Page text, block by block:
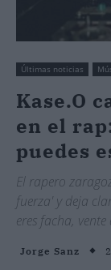
Últimas noticias
Kase.O
en el
puedes
El rapero
fuerza' y deja
eres facha,
Jorge Sanz